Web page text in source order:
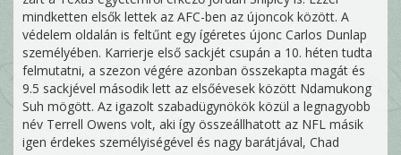
mindketten elsők lettek az AFC-ben az újoncok között. A
védelem oldalán is feltűnt egy ígéretes újonc Carlos Dunlap
személyében. Karrierje első sackjét csupán a 10. héten tudta
felmutatni, a szezon végére azonban összekapta magát és
9.5 sackjével második lett az elsőévesek között Ndamukong
Suh mögött. Az igazolt szabadügynökök közül a legnagyobb
név Terrell Owens volt, aki így összeállhatott az NFL másik
igen érdekes személyiségével és nagy barátjával, Chad